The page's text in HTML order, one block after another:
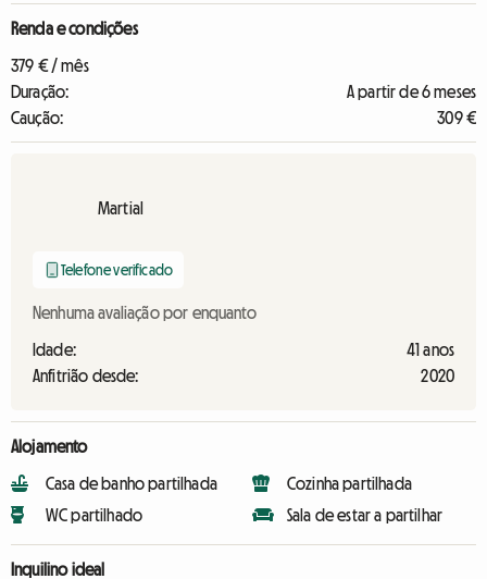
Renda e condições
379 € / mês
Duração:
A partir de 6 meses
Caução:
309 €
Martial
Telefone verificado
Nenhuma avaliação por enquanto
Idade:
41 anos
Anfitrião desde:
2020
Alojamento
Casa de banho partilhada
WC partilhado
Cozinha partilhada
Sala de estar a partilhar
Inquilino ideal